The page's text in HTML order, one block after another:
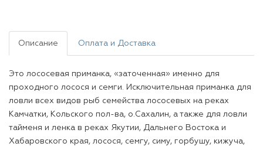
Описание Оплата и Доставка
Это лососевая приманка, «заточенная» именно для
проходного лосося и семги. Исключительная приманка для
ловли всех видов рыб семейства лососевых на реках
Камчатки, Кольского пол-ва, о.Сахалин, а также для ловли
тайменя и ленка в реках Якутии, Дальнего Востока и
Хабаровского края, лосося, семгу, симу, горбушу, кижуча,